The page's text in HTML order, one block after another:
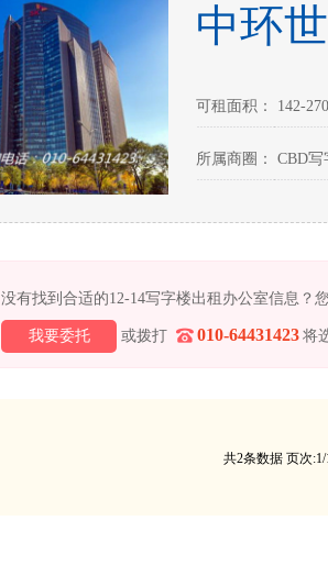
中环
可租面积： 142-
所属商圈： CBD写
没有找到合适的12-14写字楼出租办公室信息？
我要委托 或拨打 010-64431423 将
共2条数据 页次